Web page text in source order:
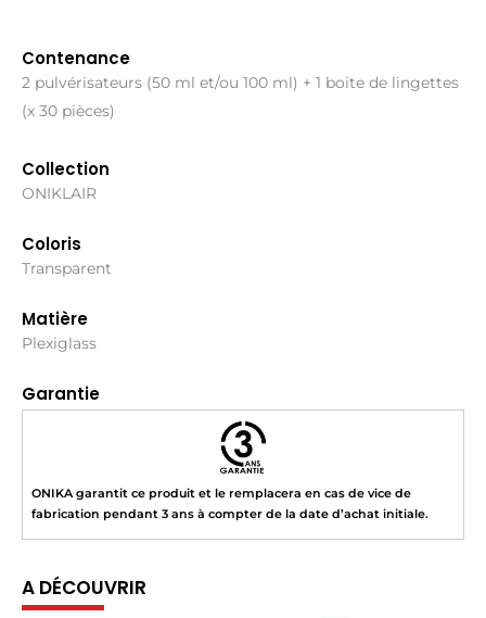
Contenance
2 pulvérisateurs (50 ml et/ou 100 ml) + 1 boite de lingettes
(x 30 pièces)
Collection
ONIKLAIR
Coloris
Transparent
Matière
Plexiglass
Garantie
ONIKA garantit ce produit et le remplacera en cas de vice de
fabrication pendant 3 ans à compter de la date d’achat initiale.
A DÉCOUVRIR